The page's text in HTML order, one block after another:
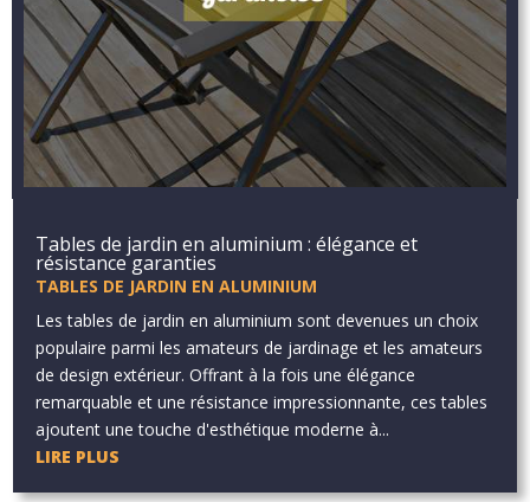
Tables de jardin en aluminium : élégance et
résistance garanties
TABLES DE JARDIN EN ALUMINIUM
Les tables de jardin en aluminium sont devenues un choix
populaire parmi les amateurs de jardinage et les amateurs
de design extérieur. Offrant à la fois une élégance
remarquable et une résistance impressionnante, ces tables
ajoutent une touche d'esthétique moderne à...
LIRE PLUS